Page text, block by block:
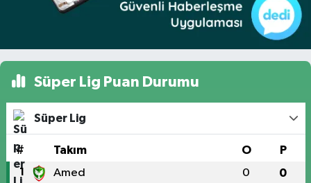
Süper Lig Puan Durumu
Süper Lig
# Takım O P
1 Amed 0 0